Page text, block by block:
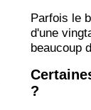
Parfois le
d'une
beaucoup
?